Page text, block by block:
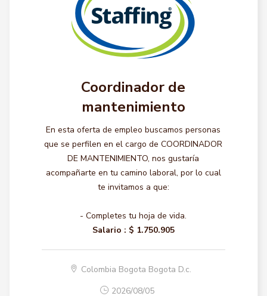
Coordinador de
mantenimiento
En esta oferta de empleo buscamos personas
que se perfilen en el cargo de COORDINADOR
DE MANTENIMIENTO, nos gustaría
acompañarte en tu camino laboral, por lo cual
te invitamos a que:
- Completes tu hoja de vida.
Salario : $ 1.750.905
Colombia Bogota Bogota D.c.
2026/08/05